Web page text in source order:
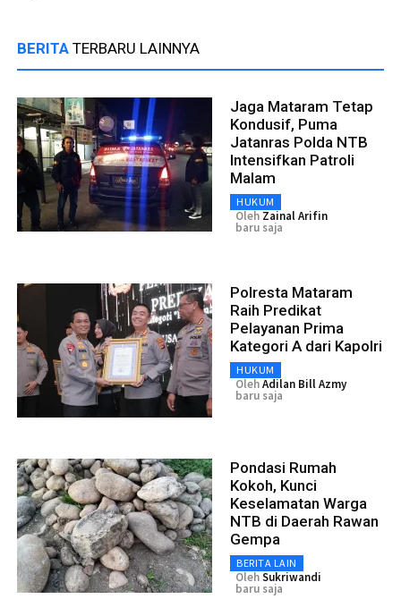
BERITA TERBARU LAINNYA
Jaga Mataram Tetap
Kondusif, Puma
Jatanras Polda NTB
Intensifkan Patroli
Malam
HUKUM
Oleh Zainal Arifin
baru saja
Polresta Mataram
Raih Predikat
Pelayanan Prima
Kategori A dari Kapolri
HUKUM
OlehAdilan Bill Azmy
baru saja
Pondasi Rumah
Kokoh, Kunci
Keselamatan Warga
NTB di Daerah Rawan
Gempa
BERITA LAIN
OlehSukriwandi
baru saja